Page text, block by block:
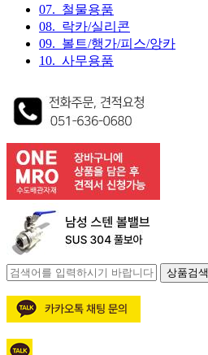
07. 철물용품
08. 락카/실리콘
09. 볼트/행가/피스/앙카
10. 사무용품
상품검색